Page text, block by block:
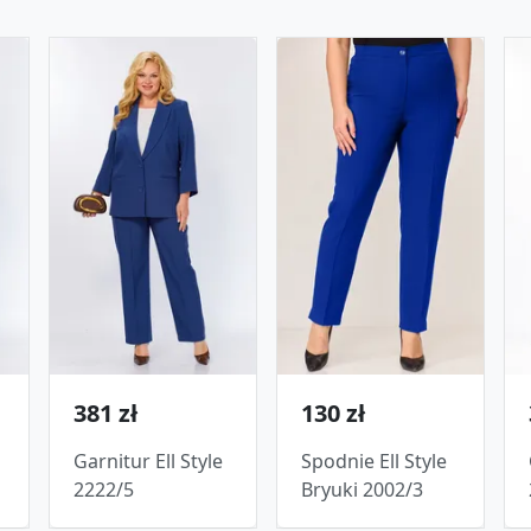
381 zł
Garnitur Ell Style
2222/5
130 zł
Spodnie Ell Style
Bryuki 2002/3